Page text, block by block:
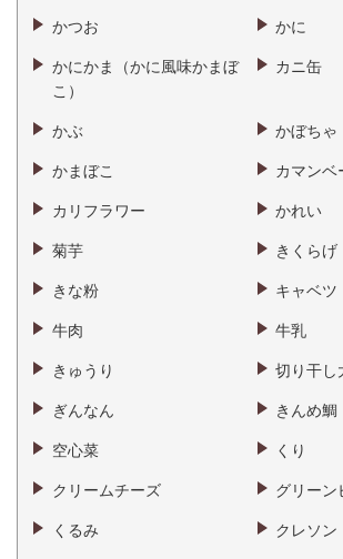
かつお かに
かにかま（かに風味かまぼ
こ）
カニ缶
かぶ かぼちゃ
かまぼこ カマンベ
カリフラワー かれい
菊芋 きくらげ
きな粉 キャベツ
牛肉 牛乳
きゅうり 切り干し
ぎんなん きんめ鯛
空心菜 くり
クリームチーズ グリーン
くるみ クレソン